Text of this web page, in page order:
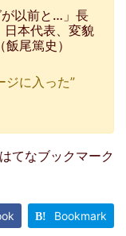
以前と…」長
日本代表、変貌
尾篤史）
ジに入った”
はてなブックマーク
Bookmark